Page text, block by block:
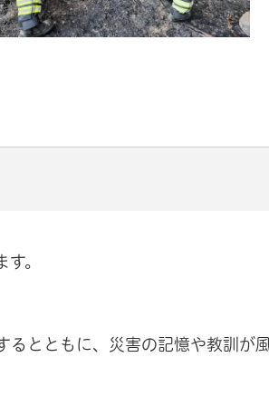
。
るとともに、災害の記憶や教訓が